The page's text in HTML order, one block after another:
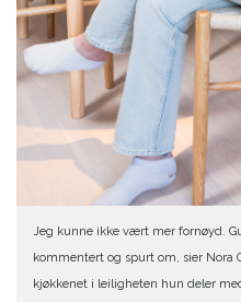
Jeg kunne ikke vært mer fornøyd.
kommentert og spurt om, sier Nora
kjøkkenet i leiligheten hun deler